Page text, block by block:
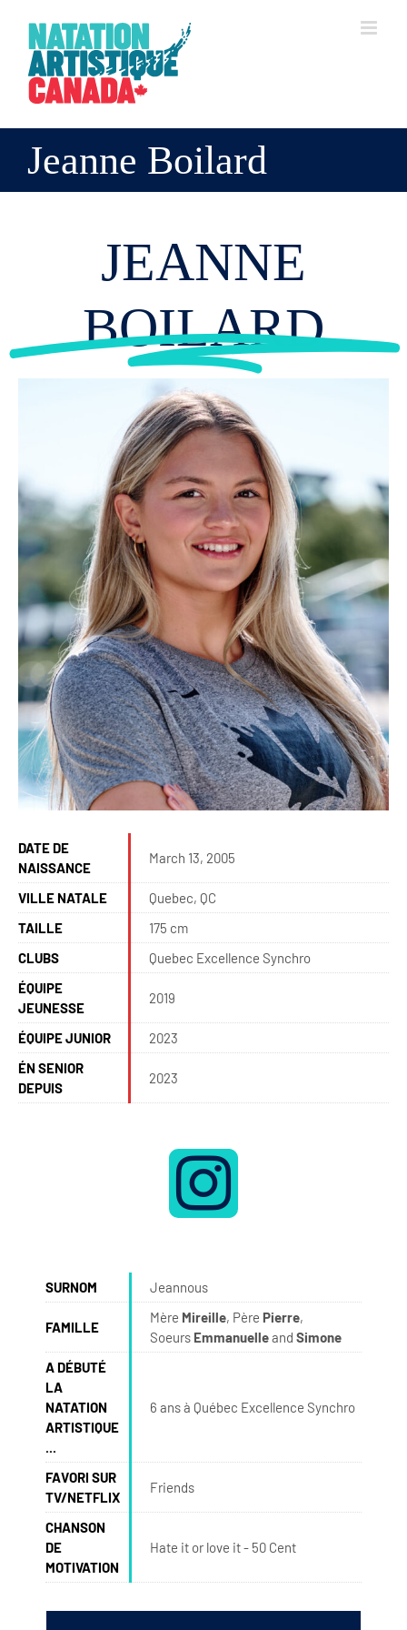
content
Jeanne Boilard
JEANNE
BOILARD
DATE DE
NAISSANCE
March 13, 2005
VILLE NATALE
Quebec, QC
TAILLE
175 cm
CLUBS
Quebec Excellence Synchro
ÉQUIPE
JEUNESSE
2019
ÉQUIPE JUNIOR
2023
ÉN SENIOR
DEPUIS
2023
SURNOM Jeannous
FAMILLE
Mère Mireille, Père Pierre,
Soeurs Emmanuelleand Simone
A DÉBUTÉ
LA
NATATION
ARTISTIQUE
...
6 ans à Québec Excellence Synchro
FAVORI SUR
TV/NETFLIX
Friends
CHANSON
DE
MOTIVATION
Hate it or love it - 50 Cent